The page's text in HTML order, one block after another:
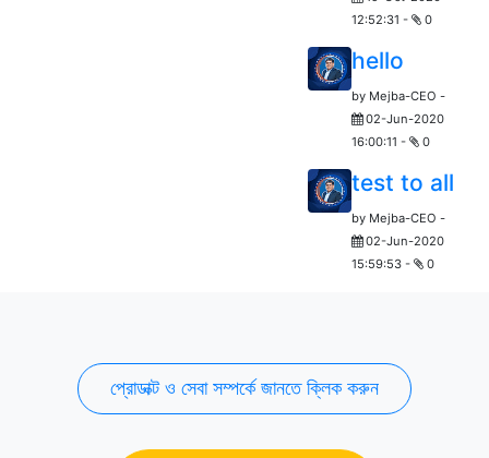
12:52:31 - 0
hello
by Mejba-CEO -
02-Jun-2020
16:00:11 - 0
test to all
by Mejba-CEO -
02-Jun-2020
15:59:53 - 0
প্রোডাক্ট ও সেবা সম্পর্কে জানতে ক্লিক করুন